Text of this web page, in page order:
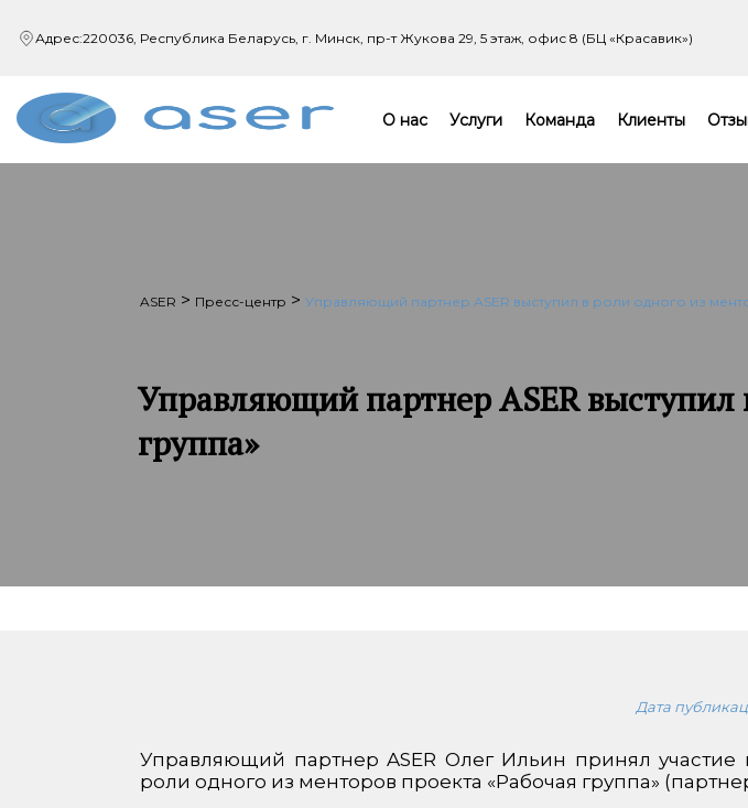
Адрес:220036, Республика Беларусь, г. Минск, пр-т Жукова 29, 5 этаж, офис 8 (БЦ «Красавик»)
О нас Услуги Команда Клиенты
ASER > Пресс-центр > Управляющий партнер ASER выступил в роли одного из
Управляющий партнер ASER выступил
группа»
Дата
Управляющий партнер ASER Олег Ильин принял
роли одного из менторов проекта «Рабочая группа»